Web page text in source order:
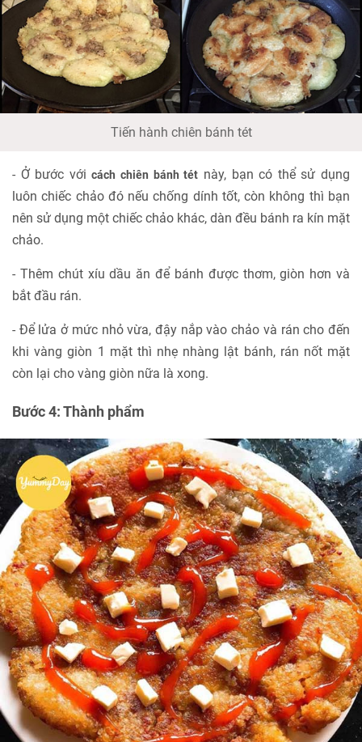
Tiến hành chiên bánh tét
- Ở bước vớicách chiên bánh tét này, bạn có thể sử dụng
luôn chiếc chảo đó nếu chống dính tốt, còn không thì bạn
nên sử dụng một chiếc chảo khác, dàn đều bánh ra kín mặt
chảo.
- Thêm chút xíu dầu ăn để bánh được thơm, giòn hơn và
bắt đầu rán.
- Để lửa ở mức nhỏ vừa, đậy nắp vào chảo và rán cho đến
khi vàng giòn 1 mặt thì nhẹ nhàng lật bánh, rán nốt mặt
còn lại cho vàng giòn nữa là xong.
Bước 4: Thành phẩm